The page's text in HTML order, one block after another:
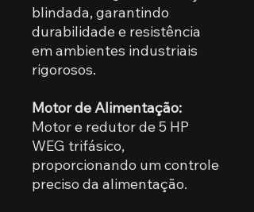
blindada, garantindo
durabilidade e resistência
em ambientes industriais
rigorosos.
Motor de Alimentação:
Motor e redutor de 5 HP
WEG trifásico,
proporcionando um controle
preciso da alimentação.